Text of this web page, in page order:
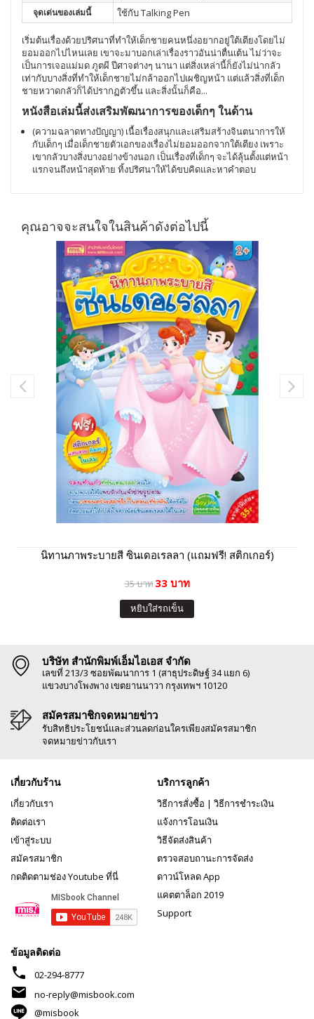
จุดเด่นของเล่มนี้ ใช้กับ Talking Pen
เริ่มต้นเรื่องด้วยปริศนาที่ทำให้เด็กชายคนหนึ่งอยากอยู่ใต้เตียงโดยไม่
ยอมออกไปไหนเลย เขาจะมาบอกเล่าเรื่องราวอันน่าตื่นเต้น ไม่ว่าจะ
เป็นการเจอแม่มด ภูตผี ปีศาจต่างๆ นานา แต่สิ่งเหล่านี้ก็ยังไม่น่ากลัว
เท่ากับบางสิ่งที่ทำให้เด็กชายไม่กล้าออกไปเผชิญหน้า แต่แล้วสิ่งที่เด็ก
ชายหวาดกลัวก็ได้ปรากฏตัวขึ้น และสิ่งนั้นก็คือ...
หนังสือเล่มนี้ส่งเสริมพัฒนาการของเด็กๆ ในด้าน
(ความฉลาดทางปัญญา) เนื้อเรื่องสนุกและเสริมสร้างจินตนาการให้
กับเด็กๆ เมื่อเด็กชายตัวเอกของเรื่องไม่ยอมออกจากใต้เตียง เพราะ
เขากลัวบางสิ่งบางอย่างข้างนอก เป็นเรื่องที่เด็กๆ จะได้ลุ้นตั้งแต่หน้า
แรกจนถึงหน้าสุดท้าย ทิ้งปริศนาให้ได้ขบคิดและหาคำตอบ
คุณอาจจะสนใจในสินค้าดังต่อไปนี้
นิทานภาพระบายสี ซินเดอเรลลา (แถมฟรี! สติกเกอร์)
35 บาท33 บาท
หยิบใส่รถเข็น
บริษัท สำนักพิมพ์เอ็มไอเอส จำกัด
เลขที่ 213/3 ซอยพัฒนาการ 1 (สาธุประดิษฐ์ 34 แยก 6)
แขวงบางโพงพาง เขตยานนาวา กรุงเทพฯ 10120
สมัครสมาชิกจดหมายข่าว
รับสิทธิประโยชน์และส่วนลดก่อนใครเพียงสมัครสมาชิก
จดหมายข่าวกับเรา
เกี่ยวกับร้าน
เกี่ยวกับเรา
ติดต่อเรา
เข้าสู่ระบบ
สมัครสมาชิก
กดติดตามช่อง Youtube ที่นี่
บริการลูกค้า
วิธีการสั่งซื้อ | วิธีการชำระเงิน
แจ้งการโอนเงิน
วิธีจัดส่งสินค้า
ตรวจสอบถานะการจัดส่ง
ดาวน์โหลด App
แคตตาล็อก 2019
Support
ข้อมูลติดต่อ
phone 02-294-8777
mail
no-reply@misbook.com
@misbook